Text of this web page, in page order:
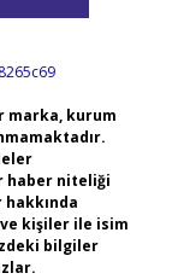
marka, kurum
haber niteliği
kişiler ile isim
bilgiler